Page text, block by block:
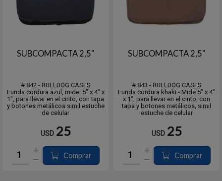
SUBCOMPACTA 2,5"
# 842 - BULLDOG CASES
Funda cordura azul, mide: 5" x 4" x
1", para llevar en el cinto, con tapa
y botones metálicos simil estuche
de celular
USD 25
Comprar
SUBCOMPACTA 2,5"
# 843 - BULLDOG CASES
Funda cordura khaki - Mide 5" x 4"
x 1", para llevar en el cinto, con
tapa y botones metálicos, simil
estuche de celular
USD 25
Comprar